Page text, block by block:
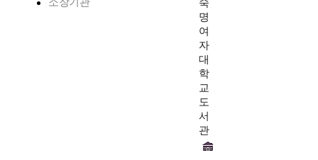
소장기관
숙
명
여
자
대
학
교
도
서
관